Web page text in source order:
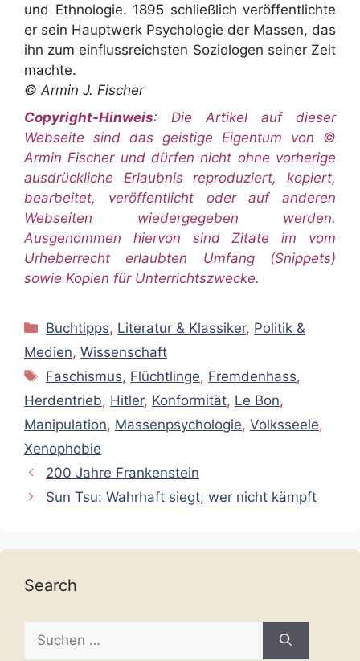
und Ethnologie. 1895 schließlich veröffentlichte
er sein Hauptwerk Psychologie der Massen, das
ihn zum einflussreichsten Soziologen seiner Zeit
machte.
© Armin J. Fischer
Copyright-Hinweis: Die Artikel auf dieser
Webseite sind das geistige Eigentum von ©
Armin Fischer und dürfen nicht ohne vorherige
ausdrückliche Erlaubnis reproduziert, kopiert,
bearbeitet, veröffentlicht oder auf anderen
Webseiten wiedergegeben werden.
Ausgenommen hiervon sind Zitate im vom
Urheberrecht erlaubten Umfang (Snippets)
sowie Kopien für Unterrichtszwecke.
Kategorien
Buchtipps, Literatur & Klassiker, Politik &
Medien, Wissenschaft
Schlagwörter
Faschismus, Flüchtlinge, Fremdenhass,
Herdentrieb, Hitler, Konformität, Le Bon,
Manipulation, Massenpsychologie, Volksseele,
Xenophobie
200 Jahre Frankenstein
Sun Tsu: Wahrhaft siegt, wer nicht kämpft
Search
nach: